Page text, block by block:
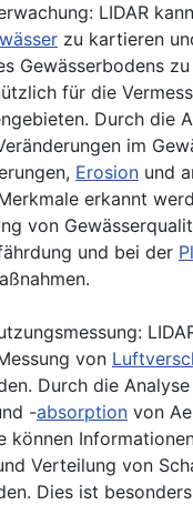
: LIDAR
zu kartieren
Gewässerbodens
für die
Durch die
im
Erosion und
erkannt
von
und bei der
von
Durch die
-absorption von
können
Verteilung von
Dies ist